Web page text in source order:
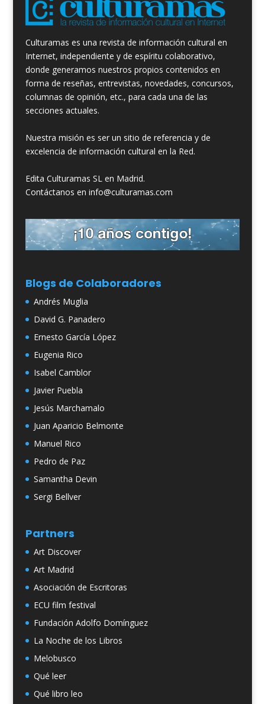
Culturamas es una revista de información cultural en
Internet, independiente y de espíritu colaborativo,
donde generamos nuestros propios contenidos en
forma de reseñas, entrevistas, novedades, concursos,
columnas de opinión, etc., para cada una de las
secciones actuales.
Nuestra misión es ser un sitio de referencia y de
excelencia de información cultural en la Red.
Edita Culturamas SL en Madrid.
Contáctanos en info@culturamas.com
Blogs de Colaboradores
Andrés Muglia
David G. Panadero
Ernesto García López
Eugenia Rico
Isabel Camblor
Javier Puebla
Jesús Marchamalo
Juan Aparicio Belmonte
Manuel Rico
Pedro de Paz
Samantha Devin
Sergi Bellver
Partners
Art Discover
Art Madrid
Asociación de Escritoras
ECU film festival
Fundación Adolfo Domínguez
La Noche de los Libros
Melobusco
Qué leer
Qué libro leo